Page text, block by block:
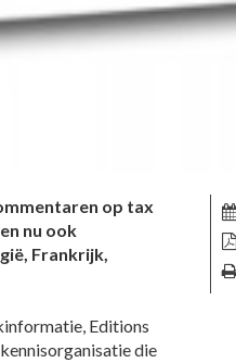
op tax
nu ook
Frankrijk,
Editions
die